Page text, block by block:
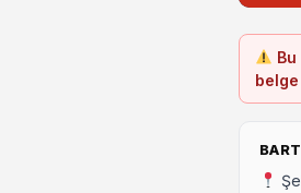
belge